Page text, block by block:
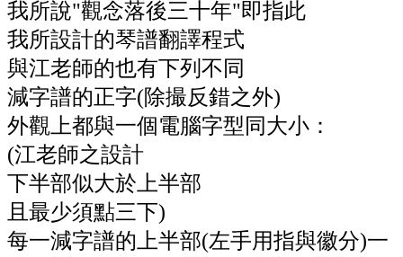
我所說"觀念落後三十年"即指此
我所設計的琴譜翻譯程式
與江老師的也有下列不同
減字譜的正字(除撮反錯之外)
外觀上都與一個電腦字型同大小：
(江老師之設計
下半部似大於上半部
且最少須點三下)
每一減字譜的上半部(左手用指與徽分)一